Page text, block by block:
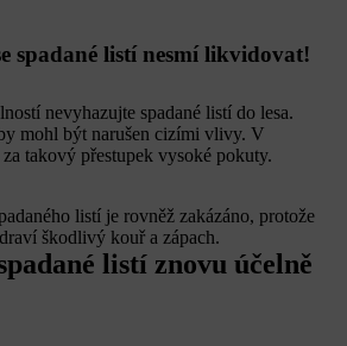
spadané listí nesmí likvidovat!
nevyhazujte spadané listí do lesa.
mohl být narušen cizími vlivy. V
takový přestupek vysoké pokuty.
listí je rovněž zakázáno, protože
škodlivý kouř a zápach.
listí znovu účelně